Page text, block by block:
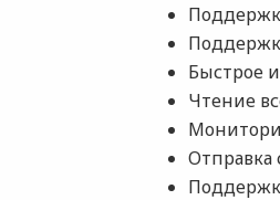
Быстрое
Чтение
Отправка